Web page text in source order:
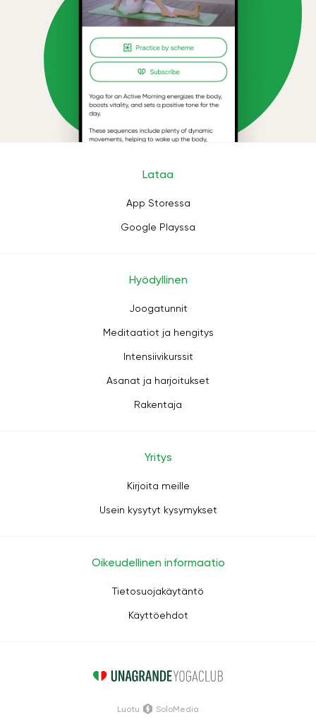
Lataa
App Storessa
Google Playssa
Hyödyllinen
Joogatunnit
Meditaatiot ja hengitys
Intensiivikurssit
Asanat ja harjoitukset
Rakentaja
Yritys
Kirjoita meille
Usein kysytyt kysymykset
Oikeudellinen informaatio
Tietosuojakäytäntö
Käyttöehdot
Luotu SoloMedia